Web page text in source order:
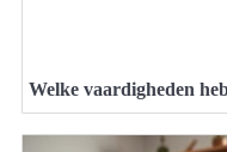
Welke vaardigheden